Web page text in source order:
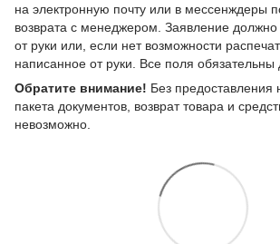
на электронную почту или в мессенждеры
возврата с менеджером. Заявление
от руки или, если нет возможности
написанное от руки. Все поля обязательны
Обратите внимание! Без предоставления
пакета документов, возврат товара и
невозможно.